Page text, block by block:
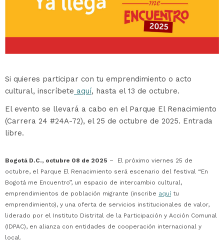
Si quieres participar con tu emprendimiento o acto
cultural, inscríbete aquí, hasta el 13 de octubre.
El evento se llevará a cabo en el Parque El Renacimiento
(Carrera 24 #24A-72), el 25 de octubre de 2025. Entrada
libre.
Bogotá D.C., octubre 08 de 2025 – El próximo viernes 25 de
octubre, el Parque El Renacimiento será escenario del festival “En
Bogotá me Encuentro”, un espacio de intercambio cultural,
emprendimientos de población migrante (inscribe aquí tu
emprendimiento), y una oferta de servicios institucionales de valor,
liderado por el Instituto Distrital de la Participación y Acción Comunal
(IDPAC), en alianza con entidades de cooperación internacional y
local.